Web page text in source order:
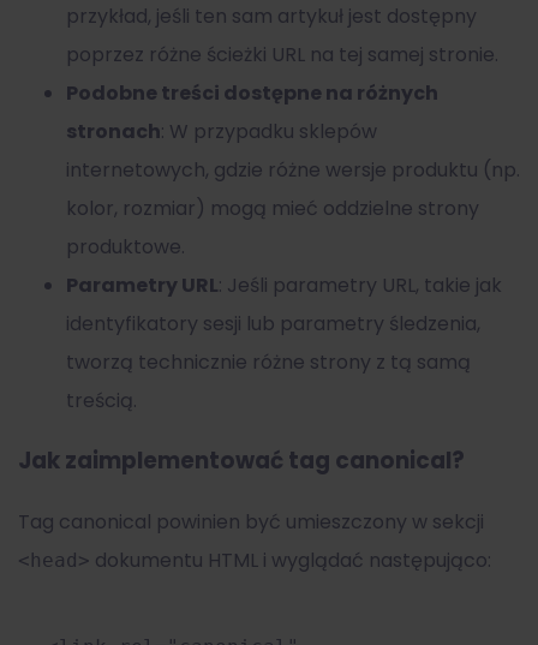
przykład, jeśli ten sam artykuł jest dostępny
poprzez różne ścieżki URL na tej samej stronie.
Podobne treści dostępne na różnych
stronach: W przypadku sklepów
internetowych, gdzie różne wersje produktu (np.
kolor, rozmiar) mogą mieć oddzielne strony
produktowe.
Parametry URL: Jeśli parametry URL, takie jak
identyfikatory sesji lub parametry śledzenia,
tworzą technicznie różne strony z tą samą
treścią.
Jak zaimplementować tag canonical?
Tag canonical powinien być umieszczony w sekcji
<head> dokumentu HTML i wyglądać następująco: